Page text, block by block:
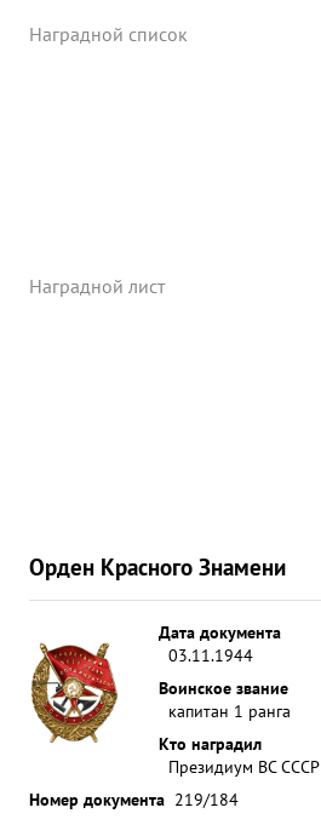
Наградной список
Наградной лист
Орден Красного Знамени
Дата документа
03.11.1944
Воинское звание
капитан 1 ранга
Кто наградил
Президиум ВС СССР
Номер документа 219/184